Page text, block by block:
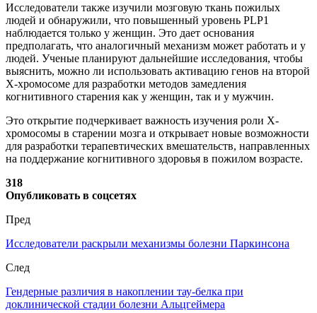
Исследователи также изучили мозговую ткань пожилых
людей и обнаружили, что повышенный уровень PLP1
наблюдается только у женщин. Это дает основания
предполагать, что аналогичный механизм может работать и у
людей. Ученые планируют дальнейшие исследования, чтобы
выяснить, можно ли использовать активацию генов на второй
X-хромосоме для разработки методов замедления
когнитивного старения как у женщин, так и у мужчин.
Это открытие подчеркивает важность изучения роли X-
хромосомы в старении мозга и открывает новые возможности
для разработки терапевтических вмешательств, направленных
на поддержание когнитивного здоровья в пожилом возрасте.
318
Опубликовать в соцсетях
Пред
Исследователи раскрыли механизмы болезни Паркинсона
След
Гендерные различия в накоплении тау-белка при
доклинической стадии болезни Альцгеймера